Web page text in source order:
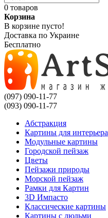
0 товаров
Корзина
В корзине пусто!
Доставка по Украине
Бесплатно
(097) 090-11-77
(093) 090-11-77
Абстракция
Картины для интерьера
Модульные картины
Городской пейзаж
Цветы
Пейзажи природы
Морской пейзаж
Рамки для Картин
3D Импасто
Классические картины
Картины с людьми